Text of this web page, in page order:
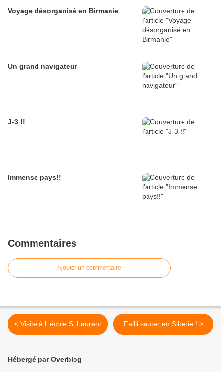
Voyage désorganisé en Birmanie
Un grand navigateur
J-3 !!
Immense pays!!
Commentaires
Ajouter un commentaire
< Visite à l' école St Laurent Failli sauter en Sibérie ! >
Hébergé par Overblog